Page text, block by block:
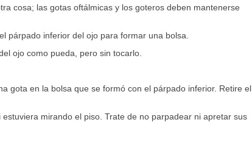
cosa; las gotas oftálmicas y los goteros deben mantenerse
párpado inferior del ojo para formar una bolsa.
ojo como pueda, pero sin tocarlo.
gota en la bolsa que se formó con el párpado inferior. Retire el
mirando el piso. Trate de no parpadear ni apretar sus